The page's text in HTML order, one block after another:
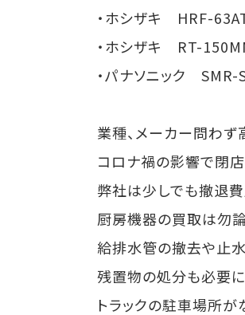
・ホシザキ HRF-
・ホシザキ RT-
・パナソニック SMR-
業種、メーカー問わず
コロナ禍の影響で閉
弊社は少しでも撤退費
厨房機器の買取は勿
給排水管の撤去や止
残置物の処分も必要に
トラックの駐車場所